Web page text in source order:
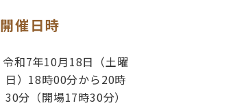
開催日時
令和7年10月18日（土曜
日）18時00分から20時
30分（開場17時30分）